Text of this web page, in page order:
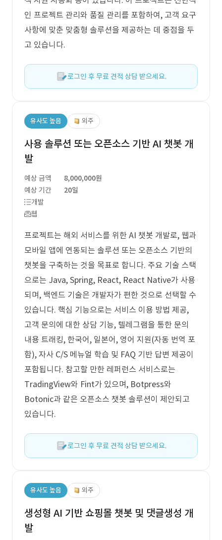
인 프로젝트 관리와 품질 관리를 포함하여, 고객 요구
사항에 맞춘 맞춤형 솔루션을 제공하는 데 중점을 두
고 있습니다.
로그인 후 무료 견적 상담 받으세요.
유사도 높음 외주
사용 솔루션 또는 오픈소스 기반 AI 챗봇 개
발
예상 금액
8,000,000원
예상 기간
20일
개발
웹
프로젝트는 해외 서비스를 위한 AI 챗봇 개발로, 웹과
모바일 앱에 연동되는 솔루션 또는 오픈소스 기반의
챗봇을 구축하는 것을 목표로 합니다. 주요 기술 스택
으로는 Java, Spring, React, React Native가 사용
되며, 백엔드 기술은 개발자가 편한 것으로 선택할 수
있습니다. 핵심 기능으로는 서비스 이용 방법 제공,
고객 문의에 대한 상담 기능, 텔레그램을 통한 문의
내용 트래킹, 한국어, 일본어, 영어 지원(자동 번역 포
함), 자사 C/S 메뉴얼 학습 및 FAQ 기반 답변 제공이
포함됩니다. 참고할 만한 레퍼런스 서비스로는
TradingView와 Fint가 있으며, Botpress와
Botonic과 같은 오픈소스 챗봇 솔루션이 제안되고
있습니다.
로그인 후 무료 견적 상담 받으세요.
유사도 높음 외주
생성형 AI 기반 쇼핑몰 챗봇 및 댓글생성 개
발